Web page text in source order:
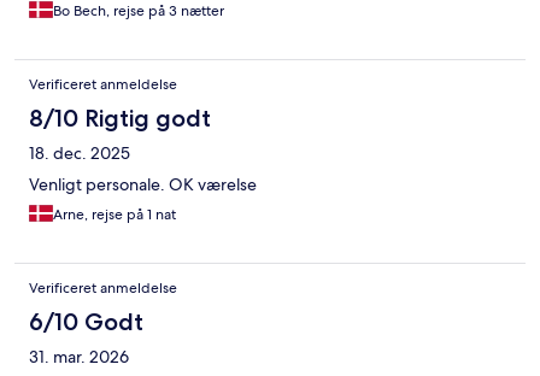
Bo Bech, rejse på 3 nætter
Verificeret anmeldelse
8/10 Rigtig godt
18. dec. 2025
Venligt personale. OK værelse
Arne, rejse på 1 nat
Verificeret anmeldelse
6/10 Godt
31. mar. 2026